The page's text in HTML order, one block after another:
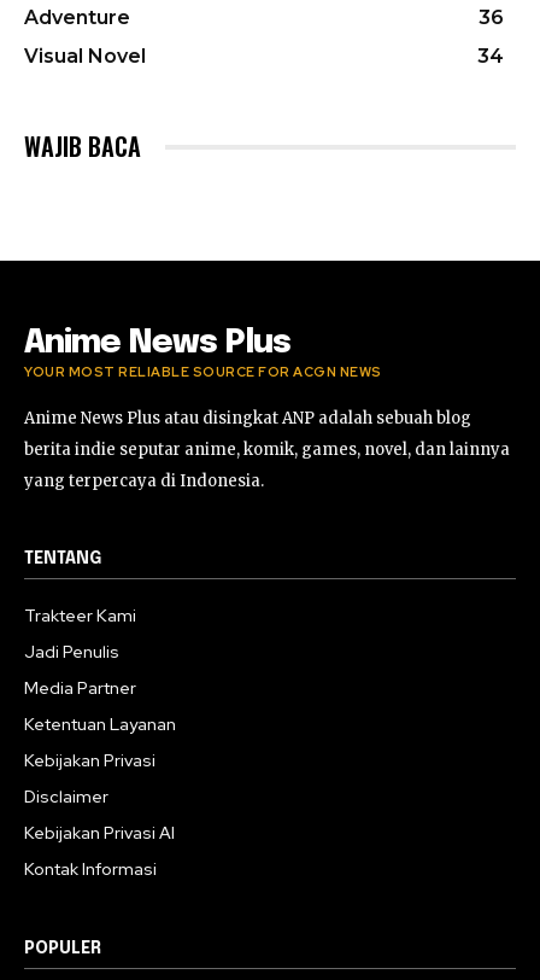
Adventure
36
Visual Novel
34
WAJIB BACA
Anime News Plus
YOUR MOST RELIABLE SOURCE FOR ACGN NEWS
Anime News Plus atau disingkat ANP adalah sebuah blog
berita indie seputar anime, komik, games, novel, dan lainnya
yang terpercaya di Indonesia.
TENTANG
Trakteer Kami
Jadi Penulis
Media Partner
Ketentuan Layanan
Kebijakan Privasi
Disclaimer
Kebijakan Privasi AI
Kontak Informasi
POPULER